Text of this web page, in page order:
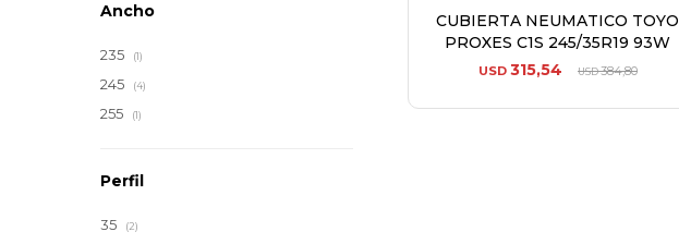
CUBIERTA NEUMATICO TOYO
PROXES C1S 245/35R19 93W
USD 315,54 USD384,80
Ancho
235 (1)
245 (4)
255 (1)
Perfil
35 (2)